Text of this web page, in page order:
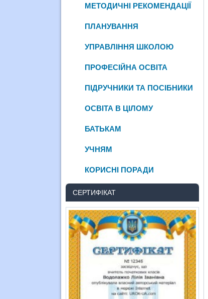
МЕТОДИЧНІ РЕКОМЕНДАЦІЇ
ПЛАНУВАННЯ
УПРАВЛІННЯ ШКОЛОЮ
ПРОФЕСІЙНА ОСВІТА
ПІДРУЧНИКИ ТА ПОСІБНИКИ
ОСВІТА В ЦІЛОМУ
БАТЬКАМ
УЧНЯМ
КОРИСНІ ПОРАДИ
СЕРТИФІКАТ